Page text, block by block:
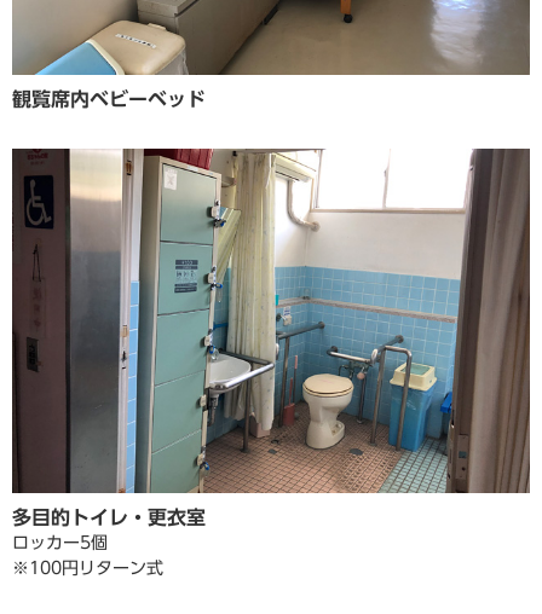
観覧席内ベビーベッド
多目的トイレ・更衣室
ロッカー5個
※100円リターン式